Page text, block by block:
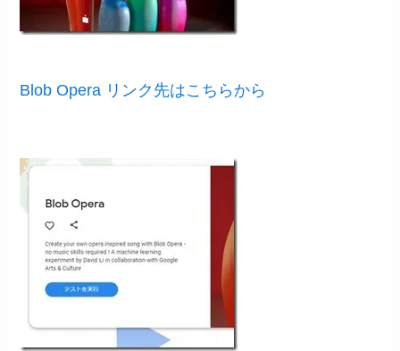
Blob Opera リンク先はこちらから